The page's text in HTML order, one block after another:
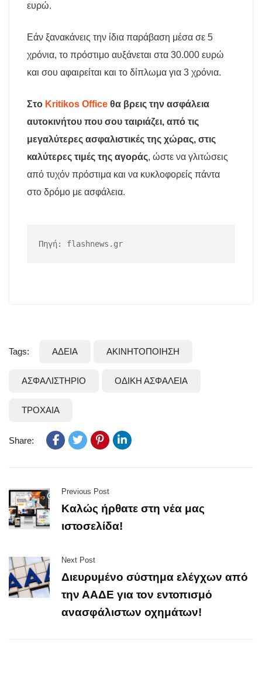
ευρώ.
Εάν ξανακάνεις την ίδια παράβαση μέσα σε 5
χρόνια, το πρόστιμο αυξάνεται στα 30.000 ευρώ
και σου αφαιρείται και το δίπλωμα για 3 χρόνια.
Στο Kritikos Office θα βρεις την ασφάλεια
αυτοκινήτου που σου ταιριάζει, από τις
μεγαλύτερες ασφαλιστικές της χώρας, στις
καλύτερες τιμές της αγοράς, ώστε να γλιτώσεις
από τυχόν πρόστιμα και να κυκλοφορείς πάντα
στο δρόμο με ασφάλεια.
Πηγή: flashnews.gr
Tags: ΑΔΕΙΑ ΑΚΙΝΗΤΟΠΟΙΗΣΗ
ΑΣΦΑΛΙΣΤΗΡΙΟ ΟΔΙΚΗ ΑΣΦΑΛΕΙΑ
ΤΡΟΧΑΙΑ
Share:
Previous Post
Καλώς ήρθατε στη νέα μας
ιστοσελίδα!
Next Post
Διευρυμένο σύστημα ελέγχων από
την ΑΑΔΕ για τον εντοπισμό
ανασφάλιστων οχημάτων!